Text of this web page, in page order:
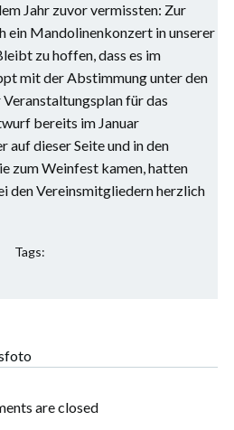
Jahr zuvor vermissten: Zur
ein Mandolinenkonzert in unserer
zu hoffen, dass es im
mit der Abstimmung unter den
für das
bereits im Januar
dieser Seite und in den
zum Weinfest kamen, hatten
den Vereinsmitgliedern herzlich
Tags:
are closed